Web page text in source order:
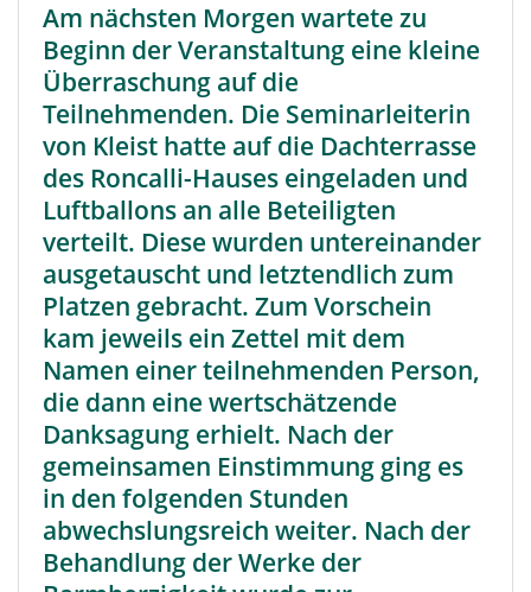
Am nächsten Morgen wartete zu
Beginn der Veranstaltung eine kleine
Überraschung auf die
Teilnehmenden. Die Seminarleiterin
von Kleist hatte auf die Dachterrasse
des Roncalli-Hauses eingeladen und
Luftballons an alle Beteiligten
verteilt. Diese wurden untereinander
ausgetauscht und letztendlich zum
Platzen gebracht. Zum Vorschein
kam jeweils ein Zettel mit dem
Namen einer teilnehmenden Person,
die dann eine wertschätzende
Danksagung erhielt. Nach der
gemeinsamen Einstimmung ging es
in den folgenden Stunden
abwechslungsreich weiter. Nach der
Behandlung der Werke der